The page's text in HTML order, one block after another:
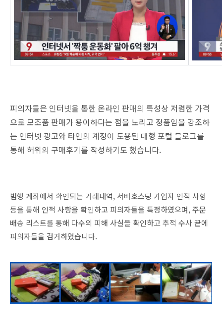
피의자들은 인터넷을 통한 온라인 판매의 특성상 저렴한 가격
으로 모조품 판매가 용이하다는 점을 노리고 정품임을 강조하
는 인터넷 광고와 타인의 계정이 도용된 대형 포털 블로그를
통해 허위의 구매후기를 작성하기도 했습니다.
범행 계좌에서 확인되는 거래내역, 서버호스팅 가입자 인적 사항
등을 통해 인적 사항을 확인하고 피의자들을 특정하였으며, 주문
배송 리스트를 통해 다수의 피해 사실을 확인하고 추적 수사 끝에
피의자들을 검거하였습니다.